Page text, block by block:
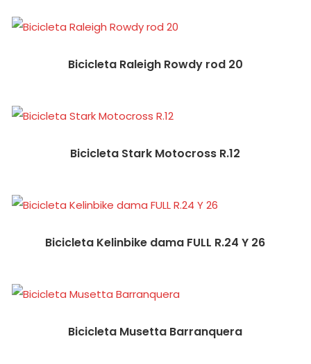
Bicicleta Raleigh Rowdy rod 20
Bicicleta Stark Motocross R.12
Bicicleta Kelinbike dama FULL R.24 Y 26
Bicicleta Musetta Barranquera